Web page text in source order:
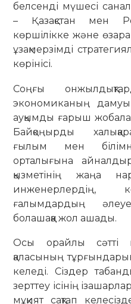
белсенді мүшесі
– Қазақстан мен
көршілікке және өзара
ұзақмерзімді
көрінісі.
Соңғы
экономиканың
ауқымды ғарыш
Байқоңырды
ғылым мен
орталығына
қызметінің жаңа
инженерлердің,
ғалымдардың
болашаққа жол ашады.
Осы орайлы сәтті
қаласының
келеді. Сіздер
зерттеу ісінің
мұқият сақтап